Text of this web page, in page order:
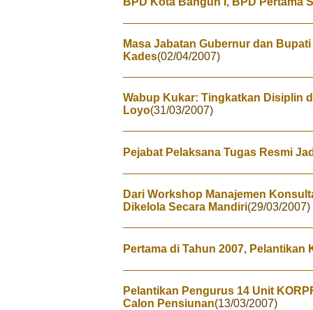
Masa Jabatan Gubernur dan
Kades(02/04/2007)
Wabup Kukar: Tingkatkan Disiplin
Loyo(31/03/2007)
Pejabat Pelaksana Tugas Resmi
Dari Workshop Manajemen
Dikelola Secara Mandiri(29/03/2007)
Pertama di Tahun 2007, Pelantikan
Pelantikan Pengurus 14 Unit
Calon Pensiunan(13/03/2007)